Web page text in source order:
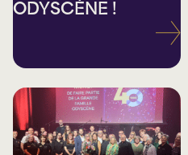
ODYSCÈNE !